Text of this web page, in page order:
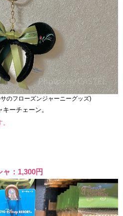
のフローズンジャーニーグッズ)
ーチェーン。
：1,300円